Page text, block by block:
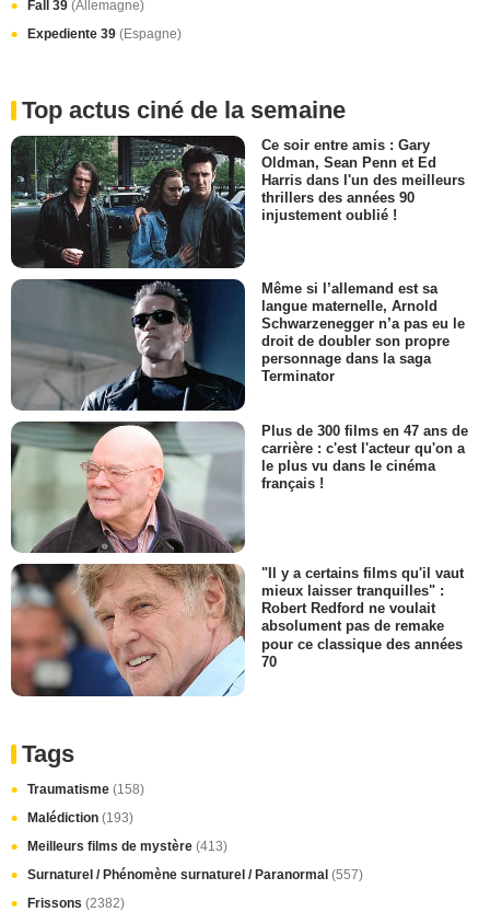
Fall 39 (Allemagne)
Expediente 39 (Espagne)
Top actus ciné de la semaine
Ce soir entre amis : Gary
Oldman, Sean Penn et Ed
Harris dans l'un des meilleurs
thrillers des années 90
injustement oublié !
Même si l’allemand est sa
langue maternelle, Arnold
Schwarzenegger n’a pas eu le
droit de doubler son propre
personnage dans la saga
Terminator
Plus de 300 films en 47 ans de
carrière : c'est l'acteur qu'on a
le plus vu dans le cinéma
français !
"Il y a certains films qu'il vaut
mieux laisser tranquilles" :
Robert Redford ne voulait
absolument pas de remake
pour ce classique des années
70
Tags
Traumatisme (158)
Malédiction (193)
Meilleurs films de mystère (413)
Surnaturel / Phénomène surnaturel / Paranormal (557)
Frissons (2382)